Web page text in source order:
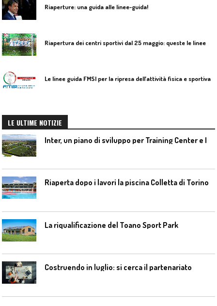
Riaperture: una guida alle linee-guida!
Le linee guida FMSI per la ripresa dell’attività fisica e sportiva
LE ULTIME NOTIZIE
Riaperta dopo i lavori la piscina Colletta di Torino
La riqualificazione del Toano Sport Park
Costruendo in luglio: si cerca il partenariato